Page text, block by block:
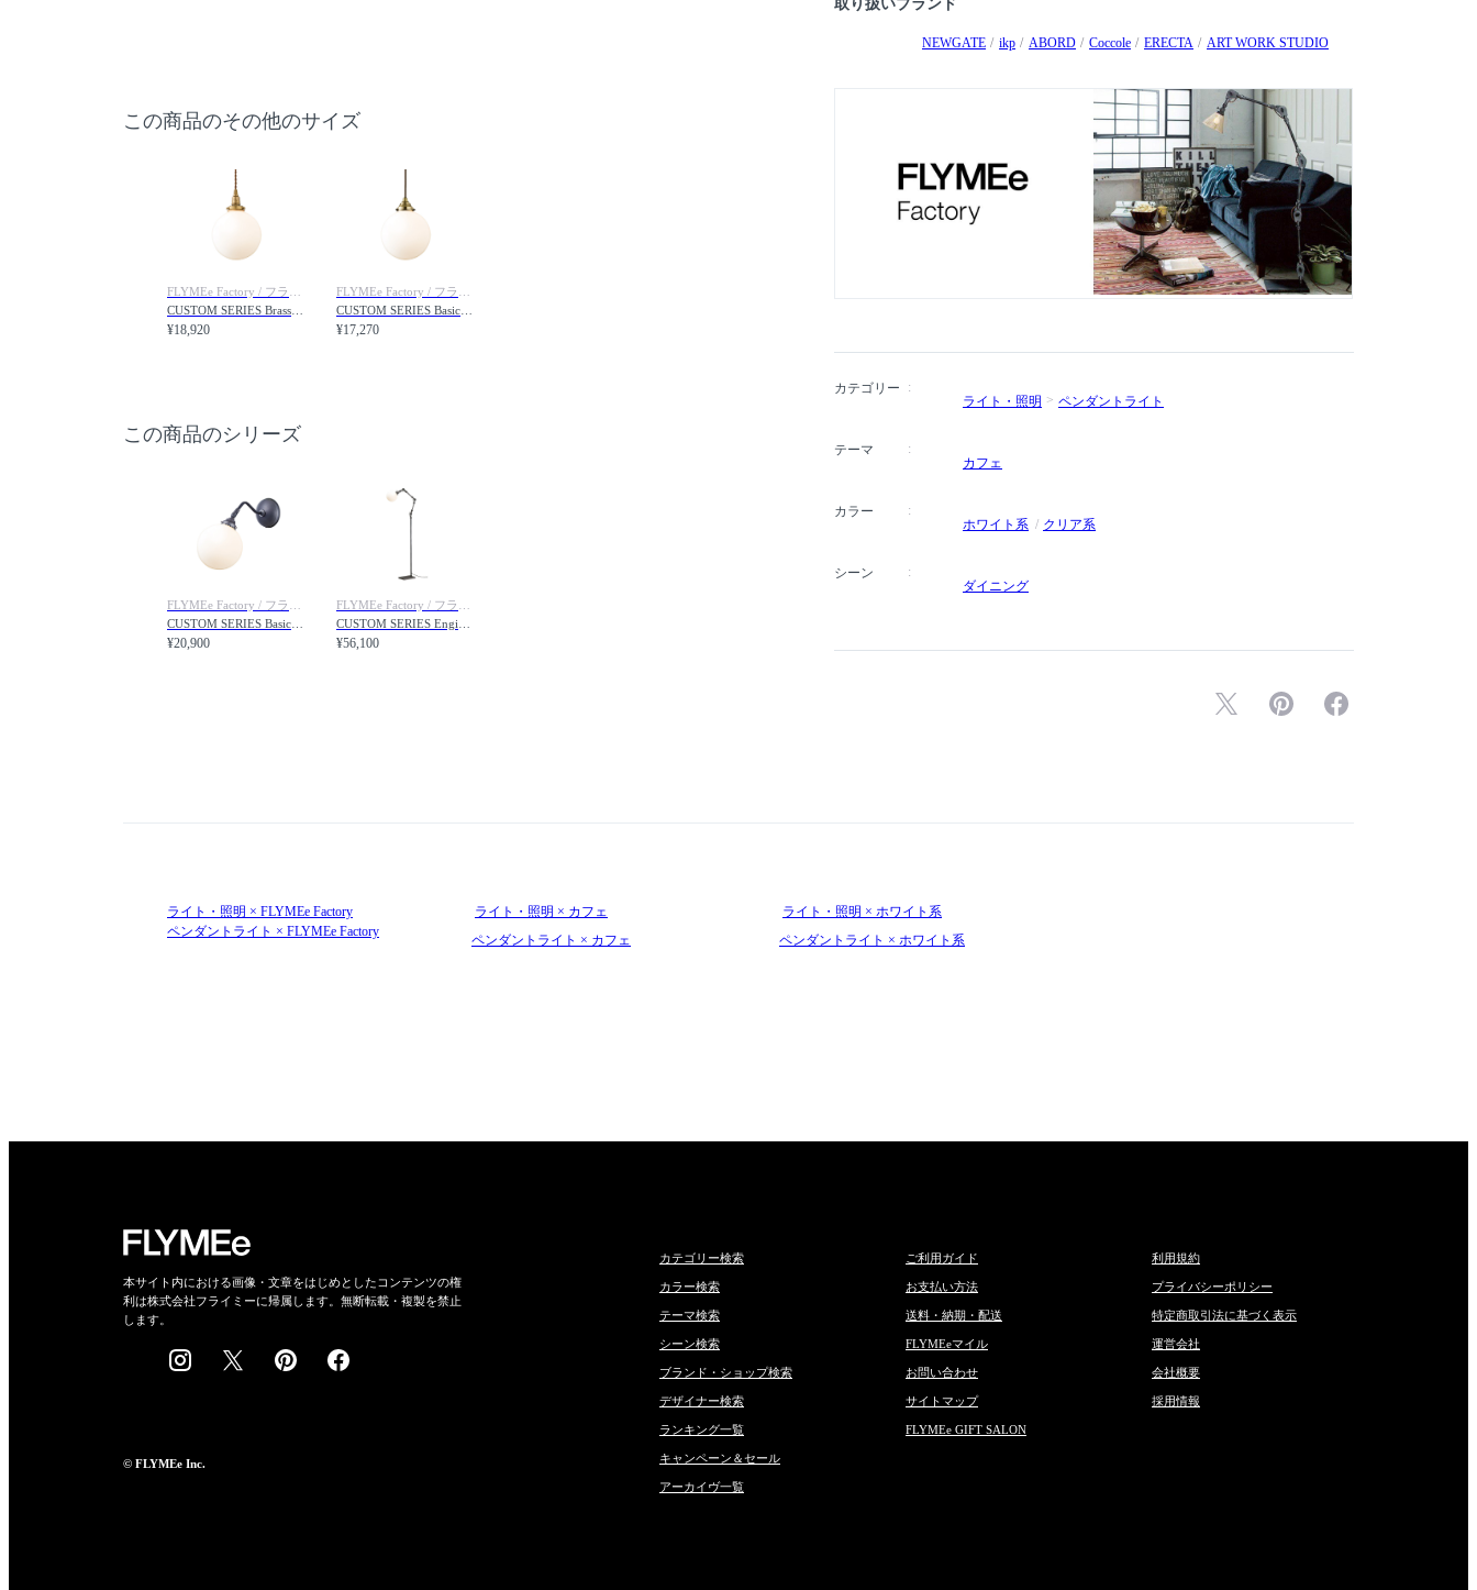
NEWGATE ikp ABORD Coccole ERECTA ART WORK STUDIO
カテゴリー
ライト・照明
ペンダントライト
テーマ
カフェ
カラー
ホワイト系
クリア系
シーン
ダイニング
この商品のその他のサイズ
¥18,920 ¥17,270
この商品のシリーズ
¥20,900 ¥56,100
ライト・照明 × FLYMEe Factory ライト・照明 × カフェ
ライト・照明 × ホワイト系
ペンダントライト × FLYMEe Factory
ペンダントライト × カフェ ペンダントライト × ホワイト系
本サイト内における画像・文章をはじめとしたコンテンツの権
利は株式会社フライミーに帰属します。無断転載・複製を禁止
します。
© FLYMEe Inc.
カテゴリー検索
カラー検索
テーマ検索
シーン検索
ブランド・ショップ検索
デザイナー検索
ランキング一覧
キャンペーン＆セール
アーカイヴ一覧
ご利用ガイド
お支払い方法
送料・納期・配送
FLYMEeマイル
お問い合わせ
サイトマップ
FLYMEe GIFT SALON
利用規約
プライバシーポリシー
特定商取引法に基づく表示
運営会社
会社概要
採用情報